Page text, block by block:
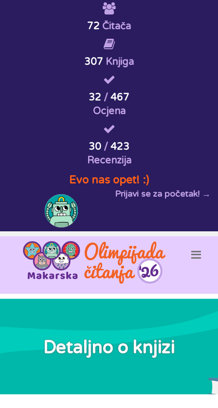
72 Čitača
307 Knjiga
32 / 467
Ocjena
30 / 423
Recenzija
Evo nas opet! :)
Prijavi se za početak! →
Detaljno o knjizi